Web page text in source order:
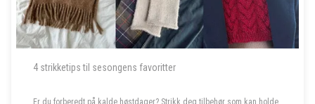
4 strikketips til sesongens favoritter